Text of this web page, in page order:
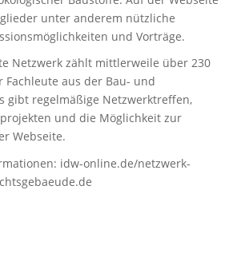
unter anderem nützliche
und Vorträge.
Netzwerk zählt mittlerweile über 230
aus der Bau- und
gibt regelmäßige Netzwerktreffen,
und die Möglichkeit zur
Webseite.
idw-online.de/netzwerk-